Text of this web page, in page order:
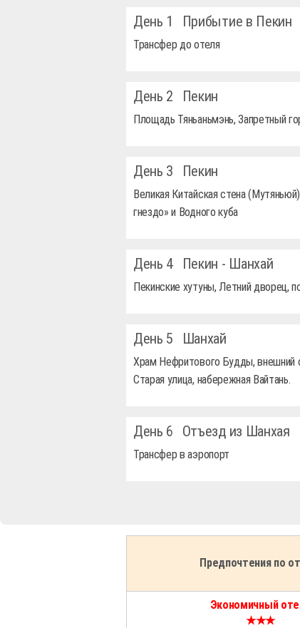
День 1 Прибытие в Пекин
Трансфер до отеля
День 2 Пекин
Площадь Тяньаньмэнь, Запретный
День 3 Пекин
Великая Китайская стена
гнездо» и Водного куба
День 4 Пекин - Шанхай
Пекинские хутуны, Летний дворец,
День 5 Шанхай
Храм Нефритового Будды, внешний
Старая улица, набережная Вайтань.
День 6 Отъезд из Шанхая
Трансфер в аэропорт
Предпочтения по
Экономичный
★★★